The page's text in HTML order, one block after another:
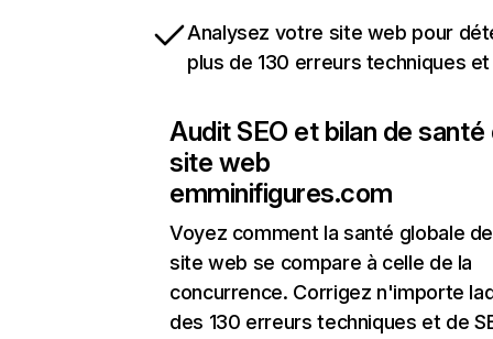
Analysez votre site web pour
plus de 130 erreurs techniques et
Audit SEO et bilan de santé
site web
emminifigures.com
Voyez comment la santé globale
site web se compare à celle de la
concurrence. Corrigez n'importe
des 130 erreurs techniques et de